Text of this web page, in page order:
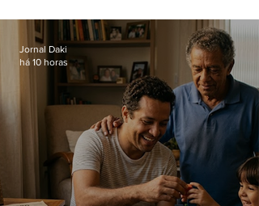
Hospital do Andaraí
Jornal Daki
há 10 horas